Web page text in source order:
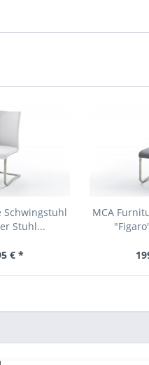
Schwingstuhl
Stuhl...
€ *
MCA